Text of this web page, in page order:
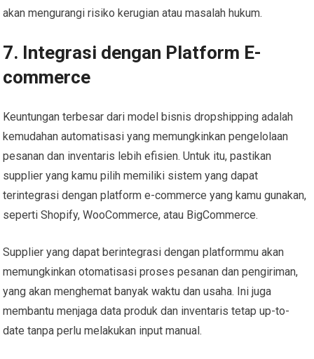
akan mengurangi risiko kerugian atau masalah hukum.
7. Integrasi dengan Platform E-
commerce
Keuntungan terbesar dari model bisnis dropshipping adalah
kemudahan automatisasi yang memungkinkan pengelolaan
pesanan dan inventaris lebih efisien. Untuk itu, pastikan
supplier yang kamu pilih memiliki sistem yang dapat
terintegrasi dengan platform e-commerce yang kamu gunakan,
seperti Shopify, WooCommerce, atau BigCommerce.
Supplier yang dapat berintegrasi dengan platformmu akan
memungkinkan otomatisasi proses pesanan dan pengiriman,
yang akan menghemat banyak waktu dan usaha. Ini juga
membantu menjaga data produk dan inventaris tetap up-to-
date tanpa perlu melakukan input manual.